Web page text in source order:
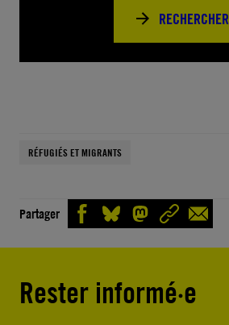
RECHERCHER
RÉFUGIÉS ET MIGRANTS
Partager
Rester informé·e